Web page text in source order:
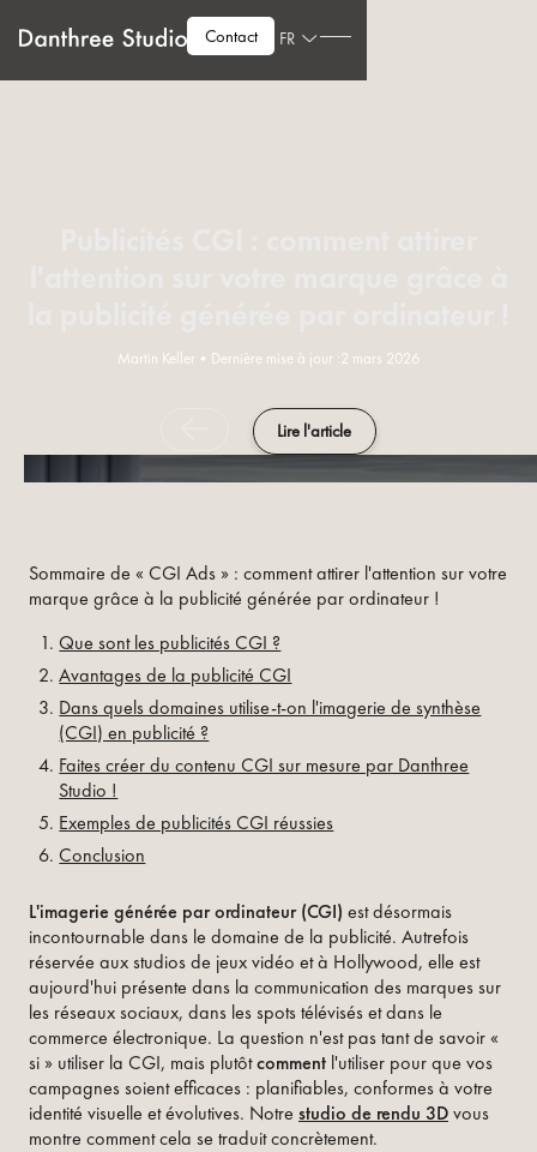
Contact FR
Martin Keller • Dernière mise à jour :2 mars 2026
Lire l'article
Sommaire de « CGI Ads » : comment attirer l'attention sur votre
marque grâce à la publicité générée par ordinateur !
Que sont les publicités CGI ?
Avantages de la publicité CGI
Dans quels domaines utilise-t-on l'imagerie de synthèse
(CGI) en publicité ?
Faites créer du contenu CGI sur mesure par Danthree
Studio !
Exemples de publicités CGI réussies
Conclusion
L'imagerie générée par ordinateur (CGI) est désormais
incontournable dans le domaine de la publicité. Autrefois
réservée aux studios de jeux vidéo et à Hollywood, elle est
aujourd'hui présente dans la communication des marques sur
les réseaux sociaux, dans les spots télévisés et dans le
commerce électronique. La question n'est pas tant de savoir «
si » utiliser la CGI, mais plutôtcomment l'utiliser pour que vos
campagnes soient efficaces : planifiables, conformes à votre
identité visuelle et évolutives. Notre studio de rendu 3Dvous
montre comment cela se traduit concrètement.